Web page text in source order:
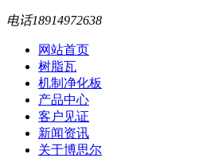
电话18914972638
网站首页
树脂瓦
机制净化板
产品中心
客户见证
新闻资讯
关于博思尔